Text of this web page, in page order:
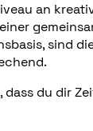
an
sind
dass du dir